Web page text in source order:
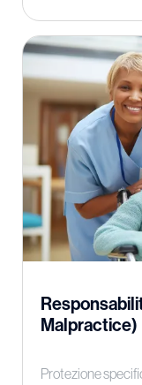
Malpractice)
Protezione